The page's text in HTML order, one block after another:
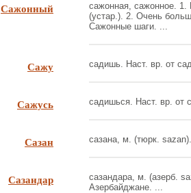
Сажонный
сажонная, сажонное.
(устар.). 2. Очень
Сажонные шаги. ...
Сажу садишь. Наст. вр. от
Сажусь садишься. Наст. вр. от
Сазан сазана, м. (тюрк.
Сазандар
сазандара, м. (азерб.
Азербайджане. ...